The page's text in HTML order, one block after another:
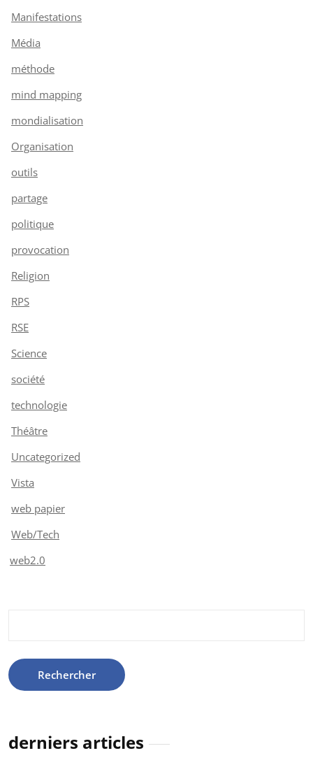
Manifestations
Média
méthode
mind mapping
mondialisation
Organisation
outils
partage
politique
provocation
Religion
RPS
RSE
Science
société
technologie
Théâtre
Uncategorized
Vista
web papier
Web/Tech
web2.0
derniers articles